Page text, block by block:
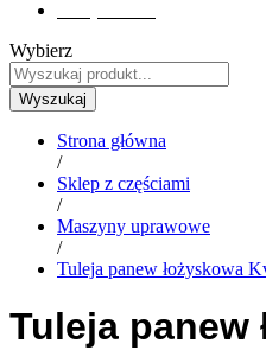
Wybierz
Wyszukaj
Strona główna
/
Sklep z częściami
/
Maszyny uprawowe
/
Tuleja panew łożyskowa
Tuleja panew